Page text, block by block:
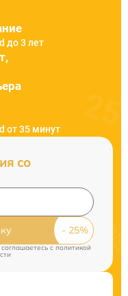
до 3 лет
от 35 минут
со
cполитикой